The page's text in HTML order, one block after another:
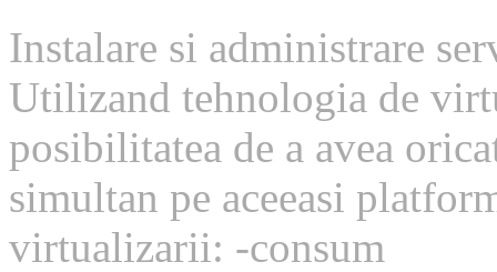
Instalare si administrare
Utilizand tehnologia de
posibilitatea de a avea
simultan pe aceeasi
virtualizarii: -consum